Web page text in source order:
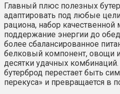
Главный плюс полезных
адаптировать под любые
рациона, набор
поддержание энергии до
более сбалансированное
белковый компонент, овощи
десятки удачных
бутерброд перестает быть
перекуса» и превращается в